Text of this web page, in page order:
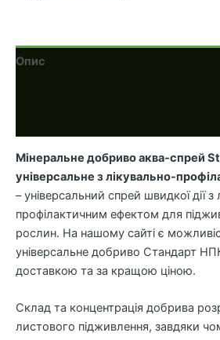
Опис
Мінеральне добриво аква-спрей
універсальне з лікувально-
– універсальний спрей швидкої дії з
профілактичним ефектом для
рослин. На нашому сайті є
універсальне добриво Стандарт
доставкою та за кращою ціною.
Склад та концентрація добрива
листового підживлення, завдяки